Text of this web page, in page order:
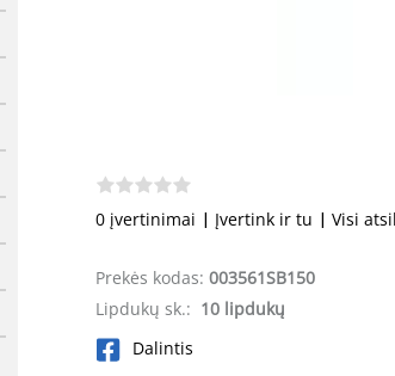
0 įvertinimai | Įvertink ir tu | Visi
Prekės kodas: 003561SB150
Lipdukų sk.: 10 lipdukų
Dalintis